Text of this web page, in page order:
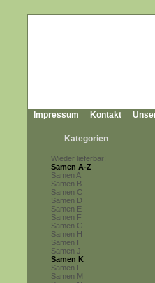
Impressum Kontakt
Kategorien
Wieder lieferbar!
Samen A-Z
Samen A
Samen B
Samen C
Samen D
Samen E
Samen F
Samen G
Samen H
Samen I
Samen J
Samen K
Samen L
Samen M